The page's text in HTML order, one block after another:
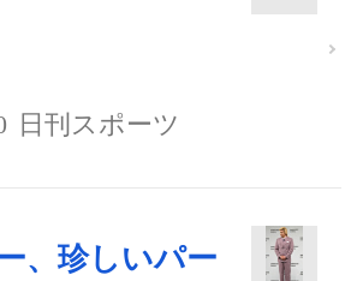
日刊スポーツ
、珍しいパー